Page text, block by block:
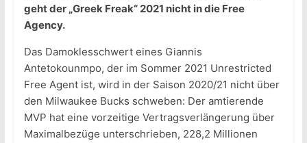
geht der „Greek Freak“ 2021 nicht in die Free
Agency.
Das Damoklesschwert eines Giannis
Antetokounmpo, der im Sommer 2021 Unrestricted
Free Agent ist, wird in der Saison 2020/21 nicht über
den Milwaukee Bucks schweben: Der amtierende
MVP hat eine vorzeitige Vertragsverlängerung über
Maximalbezüge unterschrieben, 228,2 Millionen